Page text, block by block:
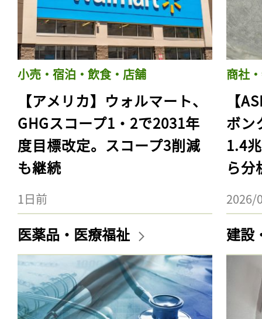
小売・宿泊・飲食・店舗
【アメリカ】ウォルマート、
GHGスコープ1・2で2031年
度目標改定。スコープ3削減
も継続
1日前
商社
【
ボン
1.4
ら分
2026/
医薬品・医療福祉 建設